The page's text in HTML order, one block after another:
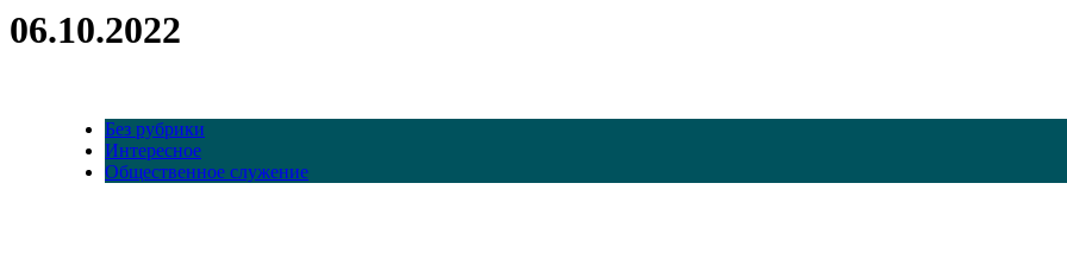
06.10.2022
Без рубрики
Интересное
Общественное служение